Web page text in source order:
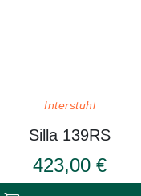
Interstuhl
Silla 139RS
423,00 €